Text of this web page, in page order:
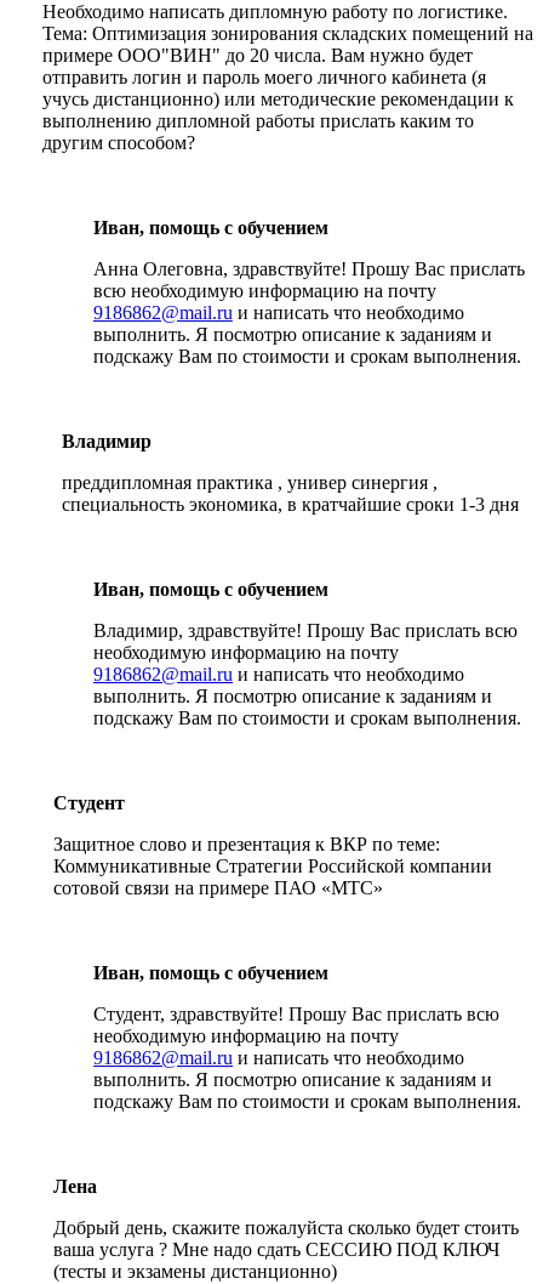
Необходимо написать дипломную работу по логистике.
Тема: Оптимизация зонирования складских помещений на
примере ООО"ВИН" до 20 числа. Вам нужно будет
отправить логин и пароль моего личного кабинета (я
учусь дистанционно) или методические рекомендации к
выполнению дипломной работы прислать каким то
другим способом?
Иван, помощь с обучением
Анна Олеговна, здравствуйте! Прошу Вас прислать
всю необходимую информацию на почту
9186862@mail.ru и написать что необходимо
выполнить. Я посмотрю описание к заданиям и
подскажу Вам по стоимости и срокам выполнения.
Владимир
преддипломная практика , универ синергия ,
специальность экономика, в кратчайшие сроки 1-3 дня
Иван, помощь с обучением
Владимир, здравствуйте! Прошу Вас прислать всю
необходимую информацию на почту
9186862@mail.ru и написать что необходимо
выполнить. Я посмотрю описание к заданиям и
подскажу Вам по стоимости и срокам выполнения.
Студент
Защитное слово и презентация к ВКР по теме:
Коммуникативные Стратегии Российской компании
сотовой связи на примере ПАО «МТС»
Иван, помощь с обучением
Студент, здравствуйте! Прошу Вас прислать всю
необходимую информацию на почту
9186862@mail.ru и написать что необходимо
выполнить. Я посмотрю описание к заданиям и
подскажу Вам по стоимости и срокам выполнения.
Лена
Добрый день, скажите пожалуйста сколько будет стоить
ваша услуга ? Мне надо сдать СЕССИЮ ПОД КЛЮЧ
(тесты и экзамены дистанционно)